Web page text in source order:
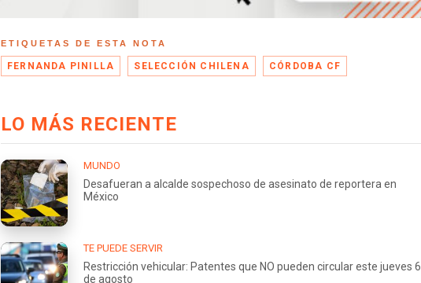
ETIQUETAS DE ESTA NOTA
FERNANDA PINILLA SELECCIÓN CHILENA CÓRDOBA CF
LO MÁS RECIENTE
MUNDO
Desafueran a alcalde sospechoso de asesinato de reportera en
México
TE PUEDE SERVIR
Restricción vehicular: Patentes que NO pueden circular este jueves 6
de agosto